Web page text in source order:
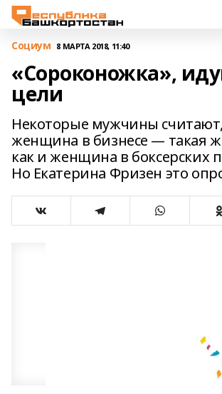
Cоциум 8 МАРТА 2018, 11:40
«Сороконожка»,
цели
Некоторые мужчины
женщина в бизнесе — такая
как и женщина в боксерских
Но Екатерина Фризен это